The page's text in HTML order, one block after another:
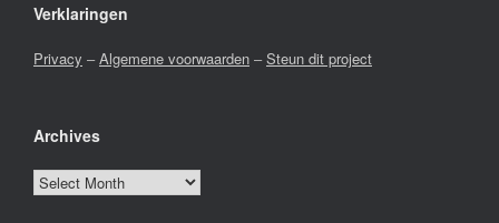
Verklaringen
Privacy –Algemene voorwaarden –Steun dit project
Archives
Archives